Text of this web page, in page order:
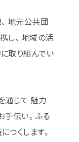
地元公共団
し、 地域の活
取り組んでい
通じて 魅力
手伝い。 ふる
つくします。